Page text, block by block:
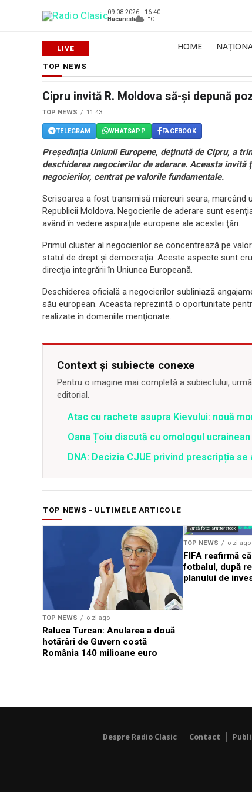
09.08.2026 | 16:40
Bucuresti
--°C
HOME
TOP NEWS
Cipru invită R. Moldova să-şi depună
TOP NEWS 11:43
TELEGRAM WHATSAPP FACEBOOK
Preşedinţia Uniunii Europene, deţinută de Cipru, a
deschiderea negocierilor de aderare. Aceasta
negocierilor, centrat pe valorile fundamentale.
Scrisoarea a fost transmisă miercuri seara, marcând
Republicii Moldova. Negocierile de aderare sunt
având în vedere aspiraţiile europene ale acestei ţări.
Primul cluster al negocierilor se concentrează pe
statul de drept şi democraţia. Aceste aspecte sunt
direcţia integrării în Uniunea Europeană.
Deschiderea oficială a negocierilor subliniază
său european. Aceasta reprezintă o oportunitate
realizate în domeniile menţionate.
Context și subiecte conexe
Pentru o imagine mai completă a subiectului,
editorial.
Atac cu rachete asupra Kievului: nouă
Oana Țoiu discută cu omologul
DNA: Decizia CJUE privind prescripția
TOP NEWS - ULTIMELE ARTICOLE
TOP NEWS o zi ago
Raluca Turcan: Anularea a două
hotărâri de Guvern costă
România 140 milioane euro
Sursă foto: Shutterstock
TOP NEWS o zi ago
FIFA reafirmă
fotbalul, după
planului de
Despre Radio Clasic Contact